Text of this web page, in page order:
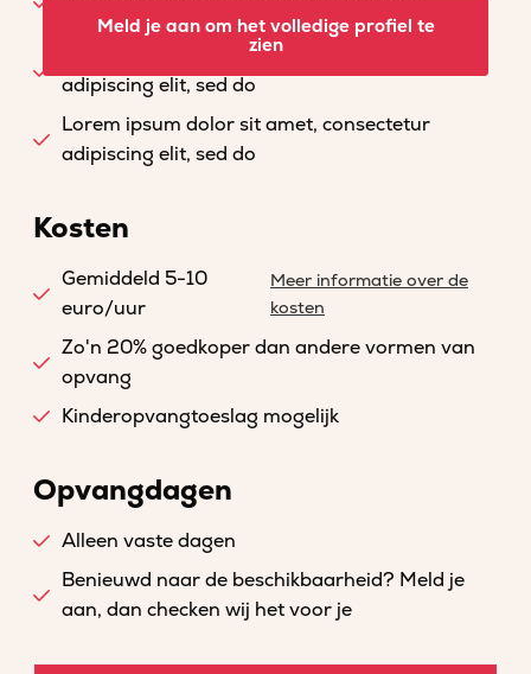
adipiscing elit, sed do
Lorem ipsum dolor sit amet, consectetur
adipiscing elit, sed do
Lorem ipsum dolor sit amet, consectetur
adipiscing elit, sed do
Meld je aan om het volledige profiel te
zien
Kosten
Gemiddeld 5-10
euro/uur
Meer informatie over de
kosten
Zo'n 20% goedkoper dan andere vormen van
opvang
Kinderopvangtoeslag mogelijk
Opvangdagen
Alleen vaste dagen
Benieuwd naar de beschikbaarheid? Meld je
aan, dan checken wij het voor je